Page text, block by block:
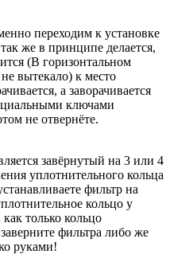
переходим к установке
же в принципе делается,
(В горизонтальном
вытекало) к место
а заворачивается
ключами
не отвернёте.
завёрнутый на 3 или 4
уплотнительного кольца
фильтр на
кольцо у
только кольцо
фильтра либо же
руками!